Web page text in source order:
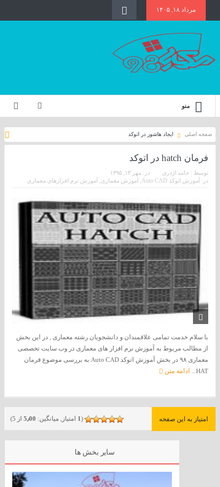
مرداد ۱۸, ۱۴۰۵
منو
صفحه اصلی ایجاد هاشور در اتوکد
فرمان hatch در اتوکد
توسط : حامد اژدری در: مهر ۱۳, ۱۳۹۵
در: آموزش اتوکد Auto CAD آموزش معماری آموزش نرم افزارهای معماری
با سلام خدمت تمامی علاقمندان و دانشجویان رشته معماری , در این بخش
از مطالب مربوط به آموزش نرم افزار های معماری در وب سایت تخصصی
معماری ۹۸ در بخش آموزش اتوکد Auto CAD به بررسی موضوع فرمان
HAT...
ادامه متن
امتیاز به این صفحه (
1 امتیاز, میانگین: 5٫00 از 5)
سایر بخش ها